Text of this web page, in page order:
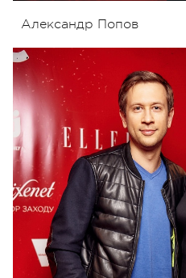
Александр Попов